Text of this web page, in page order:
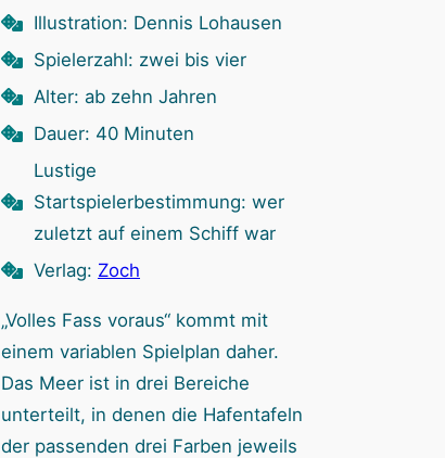
Illustration: Dennis Lohausen
Spielerzahl: zwei bis vier
Alter: ab zehn Jahren
Dauer: 40 Minuten
Lustige
Startspielerbestimmung: wer
zuletzt auf einem Schiff war
Verlag: Zoch
„Volles Fass voraus“ kommt mit
einem variablen Spielplan daher.
Das Meer ist in drei Bereiche
unterteilt, in denen die Hafentafeln
der passenden drei Farben jeweils